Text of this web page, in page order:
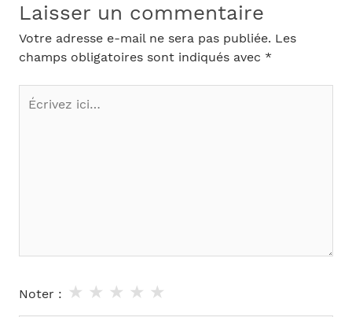
Laisser un commentaire
Votre adresse e-mail ne sera pas publiée. Les
champs obligatoires sont indiqués avec *
Écrivez
ici…
Noter : ★
★
★
★
★